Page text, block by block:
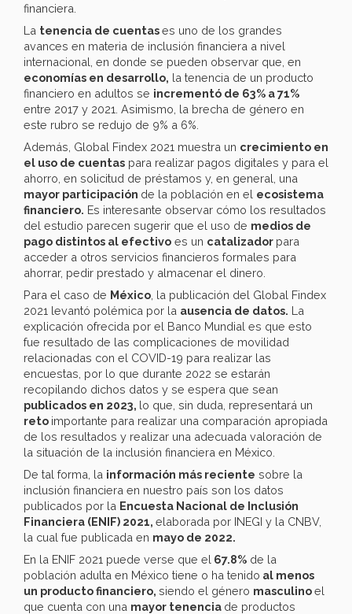
financiera.
La tenencia de cuentases uno de los grandes
avances en materia de inclusión financiera a nivel
internacional, en donde se pueden observar que, en
economías en desarrollo, la tenencia de un producto
financiero en adultos se incrementó de 63% a 71%
entre 2017 y 2021. Asimismo, la brecha de género en
este rubro se redujo de 9% a 6%.
Además, Global Findex 2021 muestra un crecimiento en
el uso de cuentas para realizar pagos digitales y para el
ahorro, en solicitud de préstamos y, en general, una
mayor participación de la población en el ecosistema
financiero. Es interesante observar cómo los resultados
del estudio parecen sugerir que el uso de medios de
pago distintos al efectivo es un catalizador para
acceder a otros servicios financieros formales para
ahorrar, pedir prestado y almacenar el dinero.
Para el caso de México , la publicación del Global Findex
2021 levantó polémica por la ausencia de datos. La
explicación ofrecida por el Banco Mundial es que esto
fue resultado de las complicaciones de movilidad
relacionadas con el COVID-19 para realizar las
encuestas, por lo que durante 2022 se estarán
recopilando dichos datos y se espera que sean
publicados en 2023, lo que, sin duda, representará un
reto importante para realizar una comparación apropiada
de los resultados y realizar una adecuada valoración de
la situación de la inclusión financiera en México.
De tal forma, la información más reciente sobre la
inclusión financiera en nuestro país son los datos
publicados por la Encuesta Nacional de Inclusión
Financiera (ENIF) 2021, elaborada por INEGI y la CNBV,
la cual fue publicada en mayo de 2022.
En la ENIF 2021 puede verse que el 67.8% de la
población adulta en México tiene o ha tenido al menos
un producto financiero, siendo el género masculinoel
que cuenta con una mayor tenencia de productos